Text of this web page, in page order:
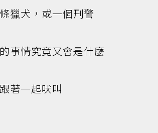
獵犬，或一個刑警
事情究竟又會是什麼
著一起吠叫